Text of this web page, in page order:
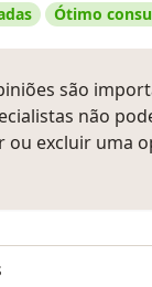
Ótimo
são
não
ou excluir uma